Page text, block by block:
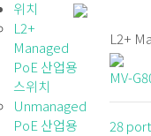
위치
L2+
Managed
PoE 산업용
스위치
Unmanaged
PoE 산업용
L2+
MV-
28